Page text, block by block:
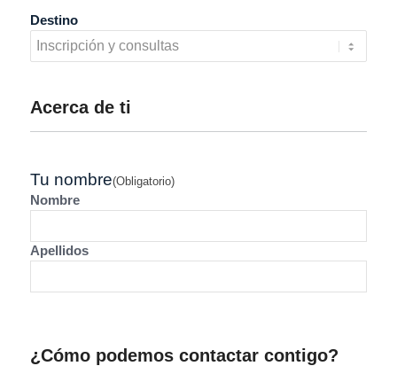
Destino
Acerca de ti
Tu nombre(Obligatorio)
Nombre
Apellidos
¿Cómo podemos contactar contigo?